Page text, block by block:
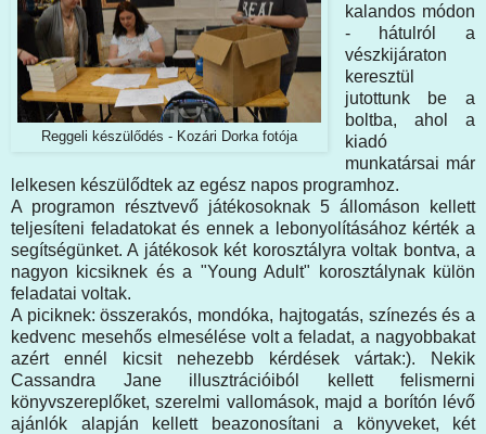
Reggeli készülődés - Kozári Dorka fotója
kalandos módon
- hátulról a
vészkijáraton
keresztül
jutottunk be a
boltba, ahol a
kiadó
munkatársai már
lelkesen készülődtek az egész napos programhoz.
A programon résztvevő játékosoknak 5 állomáson kellett
teljesíteni feladatokat és ennek a lebonyolításához kérték a
segítségünket. A játékosok két korosztályra voltak bontva, a
nagyon kicsiknek és a "Young Adult" korosztálynak külön
feladatai voltak.
A piciknek: összerakós, mondóka, hajtogatás, színezés és a
kedvenc mesehős elmesélése volt a feladat, a nagyobbakat
azért ennél kicsit nehezebb kérdések vártak:). Nekik
Cassandra Jane illusztrációiból kellett felismerni
könyvszereplőket, szerelmi vallomások, majd a borítón lévő
ajánlók alapján kellett beazonosítani a könyveket, két